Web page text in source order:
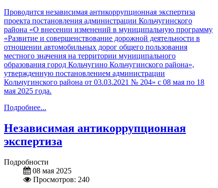
Проводится независимая антикоррупционная экспертиза
проекта постановления администрации Кольчугинского
района «О внесении изменений в муниципальную программу
«Развитие и совершенствование дорожной деятельности в
отношении автомобильных дорог общего пользования
местного значения на территории муниципального
образования город Кольчугино Кольчугинского района»,
утвержденную постановлением администрации
Кольчугинского района от 03.03.2021 № 204» с 08 мая по 18
мая 2025 года.
Подробнее...
Независимая антикоррупционная
экспертиза
Подробности
08 мая 2025
Просмотров: 240